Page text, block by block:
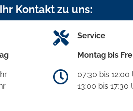
Ihr Kontakt zu uns:
Service
Montag bis
07:30 bis 12:00
13:00 bis 17:30